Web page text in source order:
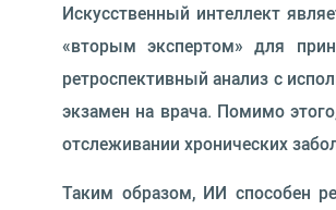
Искусственный интеллект
«вторым экспертом» для
ретроспективный анализ с
экзамен на врача. Помимо
отслеживании хронических
Таким образом, ИИ способен